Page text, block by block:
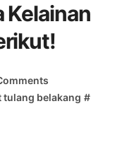
Kelainan
tulang belakang #